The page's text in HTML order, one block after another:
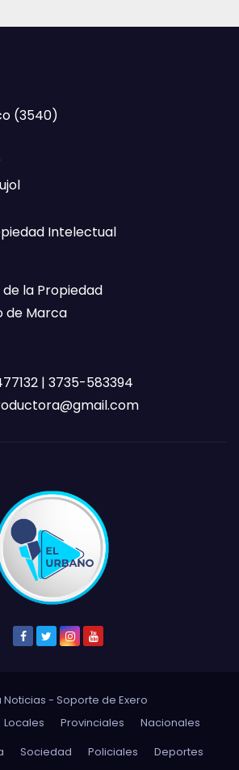
(3540)
Intelectual
la Propiedad
de Marca
| 3735-583394
Noticias - Soporte de Exero
Locales Provinciales
Nacionales
Sociedad Policiales Deportes